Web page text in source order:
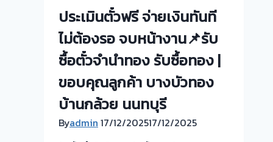
ไถ่ถอน
ถึง
โรง
จำนำ-
ร้าน
ทอง
ตั๋ว
ฟรี
ประเมินตั๋วฟรี จ่ายเงินทันที
ไม่ต้องรอ จบหน้างาน📌รับ
ซื้อตั๋วจำนำทอง รับซื้อทอง |
ขอบคุณลูกค้า บางบัวทอง
บ้านกล้วย นนทบุรี
Byadmin 17/12/202517/12/2025